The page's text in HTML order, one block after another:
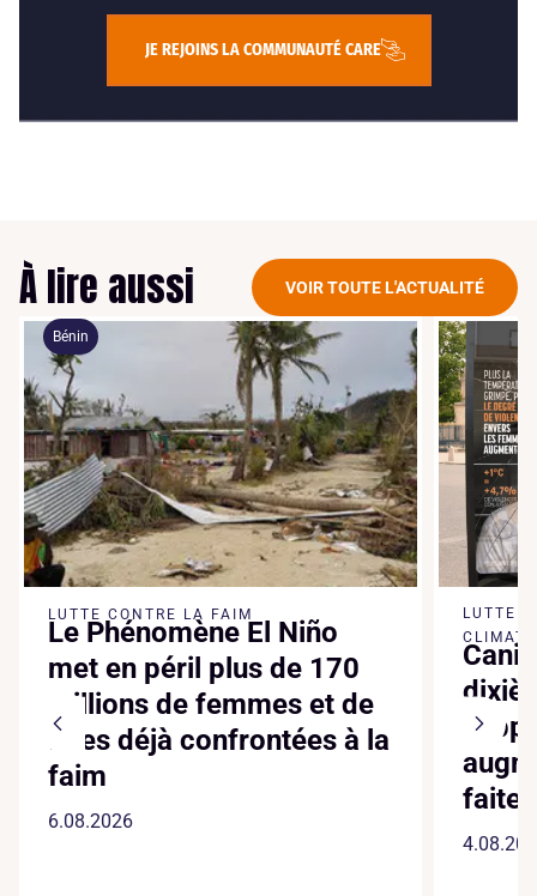
JE REJOINS LA COMMUNAUTÉ CARE
À lire aussi VOIR TOUTE L'ACTUALITÉ
Bénin
LUTTE CONTRE LA FAIM
Le Phénomène El Niño
met en péril plus de 170
millions de femmes et de
filles déjà confrontées à la
faim
6.08.2026
LUTTE